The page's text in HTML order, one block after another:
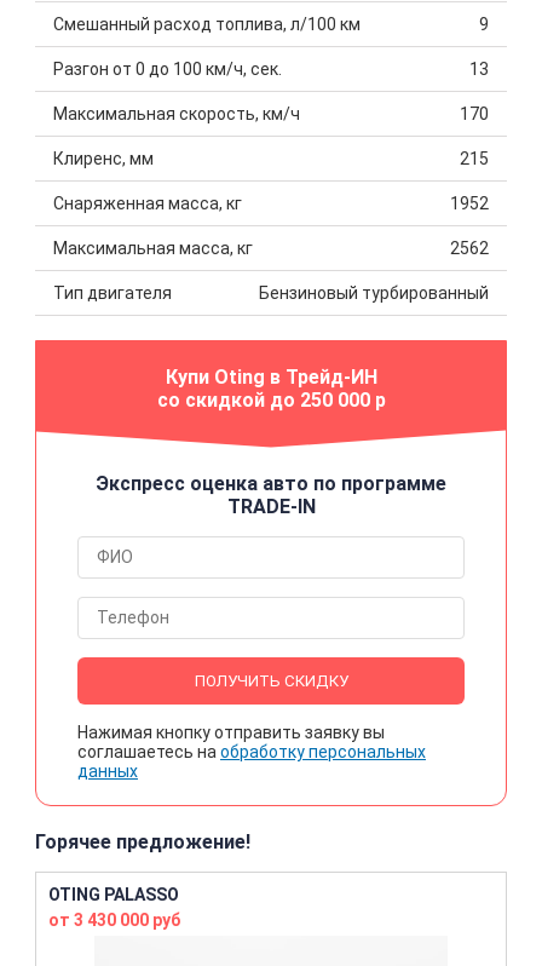
Смешанный расход топлива, л/100 км 9
Разгон от 0 до 100 км/ч, сек. 13
Максимальная скорость, км/ч 170
Клиренс, мм 215
Снаряженная масса, кг 1952
Максимальная масса, кг 2562
Тип двигателя Бензиновый турбированный
Купи Oting в Трейд-ИН
со скидкой до 250 000 р
Экспресс оценка авто по программе
TRADE-IN
ПОЛУЧИТЬ СКИДКУ
Нажимая кнопку отправить заявку вы
соглашаетесь на обработку персональных
данных
Горячее предложение!
OTING PALASSO
от 3 430 000 руб